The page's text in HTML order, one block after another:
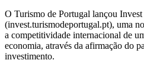
O Turismo de Portugal lançou
(invest.turismodeportugal.pt), uma
a competitividade internacional de
economia, através da afirmação do
investimento.